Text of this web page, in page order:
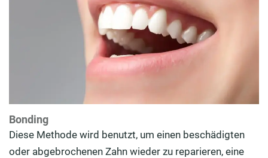
Bonding
Diese Methode wird benutzt, um einen beschädigten
oder abgebrochenen Zahn wieder zu reparieren, eine